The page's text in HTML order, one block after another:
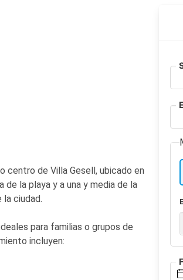
centro de Villa Gesell, ubicado en
de la playa y a una y media de la
ciudad.
para familias o grupos de
incluyen: